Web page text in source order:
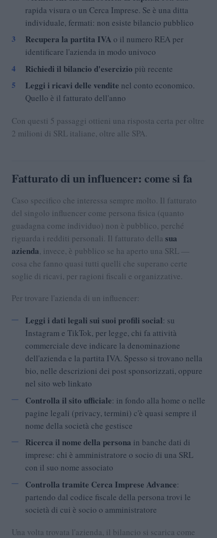
rapida visura o un Cerca Imprese. Se è una ditta
individuale, fermati: non esiste bilancio pubblico
Recupera la partita IVA o il numero REA per
identificare l'azienda in modo univoco
Richiedi il bilancio d'esercizio più recente
Leggi i ricavi delle vendite nel conto economico.
Quello è il fatturato dell'anno
Con questi 5 passaggi ottieni una risposta certa per oltre
2 milioni di SRL italiane, oltre alle SPA.
Fatturato di un influencer: come si fa
Caso specifico che interessa sempre molto. Il fatturato
del singolo influencer come persona fisica (quanto
guadagna come individuo) non è pubblico, perché
riguarda i redditi personali. Il fatturato della sua
azienda, invece, è pubblico se ha aperto una SRL —
cosa che fanno quasi tutti quelli che superano certe
soglie di ricavi, per ragioni fiscali e organizzative.
Per trovare l'azienda di un influencer:
Leggi i dati legali sui suoi profili social: su
Instagram e TikTok, per legge, chi fa attività
commerciale deve indicare la denominazione
dell'azienda e la partita IVA. Spesso si trovano nella
bio, nelle descrizioni dei post sponsorizzati, oppure
nel sito web linkato
Controlla il sito ufficiale: in fondo alla home o nelle
pagine legali (privacy, termini) c'è quasi sempre il
nome della società che gestisce
Ricerca il nome della persona in banche dati di
imprese: chi è amministratore o socio di una SRL
con il suo nome associato
Controlla tramite Cerca Imprese Advance:
partendo dal codice fiscale della persona trovi le
società di cui è socio o amministratore
Una volta trovata l'azienda, il bilancio si scarica come